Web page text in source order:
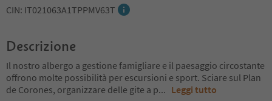
CIN: IT021063A1TPPMV63T
Descrizione
Il nostro albergo a gestione famigliare e il paesaggio circostante
offrono molte possibilità per escursioni e sport. Sciare sul Plan
de Corones, organizzare delle gite a p... Leggi tutto